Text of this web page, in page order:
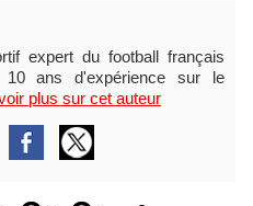
expert du football français
ans d'expérience sur le
plus sur cet auteur